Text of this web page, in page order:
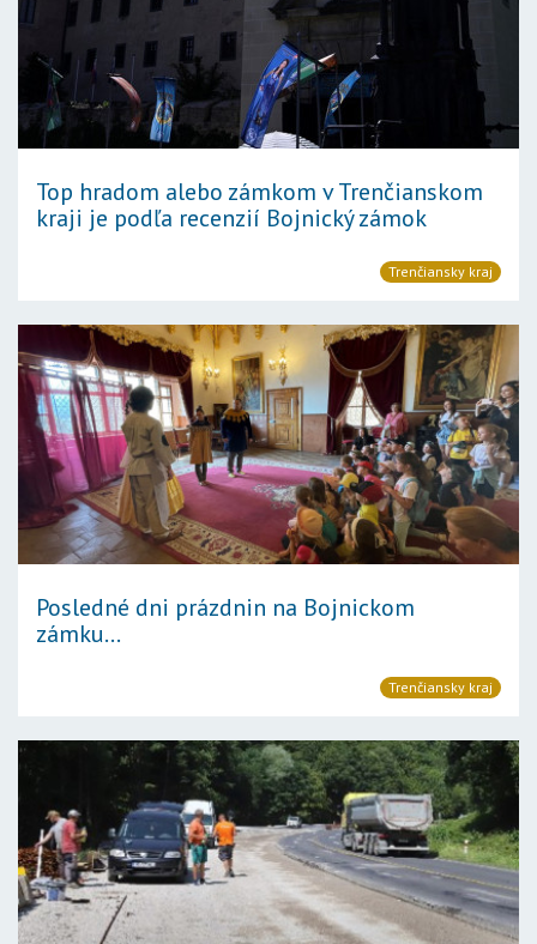
Top hradom alebo zámkom v Trenčianskom
kraji je podľa recenzií Bojnický zámok
Trenčiansky kraj
Posledné dni prázdnin na Bojnickom
zámku...
Trenčiansky kraj